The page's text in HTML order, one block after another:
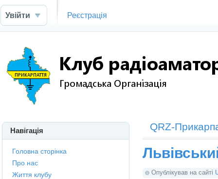
Увійти Реєстрація
QRZ-
Опублікував на сайті
Навігація
Головна сторінка
Про нас
Життя клубу